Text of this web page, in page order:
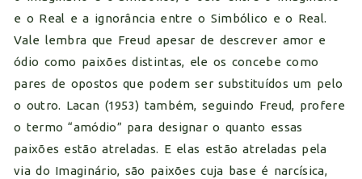
e o Real e a ignorância entre o Simbólico e o Real.
Vale lembra que Freud apesar de descrever amor e
ódio como paixões distintas, ele os concebe como
pares de opostos que podem ser substituídos um pelo
o outro. Lacan (1953) também, seguindo Freud, profere
o termo “amódio” para designar o quanto essas
paixões estão atreladas. E elas estão atreladas pela
via do Imaginário, são paixões cuja base é narcísica,